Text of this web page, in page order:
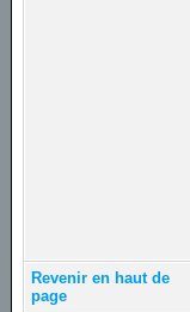
Revenir en haut de
page